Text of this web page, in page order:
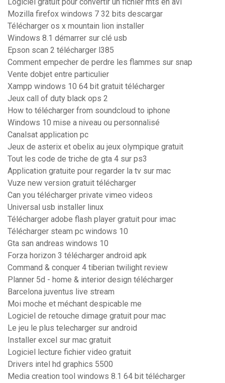
Logiciel gratuit pour convertir un fichier mts en avi
Mozilla firefox windows 7 32 bits descargar
Télécharger os x mountain lion installer
Windows 8.1 démarrer sur clé usb
Epson scan 2 télécharger l385
Comment empecher de perdre les flammes sur snap
Vente dobjet entre particulier
Xampp windows 10 64 bit gratuit télécharger
Jeux call of duty black ops 2
How to télécharger from soundcloud to iphone
Windows 10 mise a niveau ou personnalisé
Canalsat application pc
Jeux de asterix et obelix au jeux olympique gratuit
Tout les code de triche de gta 4 sur ps3
Application gratuite pour regarder la tv sur mac
Vuze new version gratuit télécharger
Can you télécharger private vimeo videos
Universal usb installer linux
Télécharger adobe flash player gratuit pour imac
Télécharger steam pc windows 10
Gta san andreas windows 10
Forza horizon 3 télécharger android apk
Command & conquer 4 tiberian twilight review
Planner 5d - home & interior design télécharger
Barcelona juventus live stream
Moi moche et méchant despicable me
Logiciel de retouche dimage gratuit pour mac
Le jeu le plus telecharger sur android
Installer excel sur mac gratuit
Logiciel lecture fichier video gratuit
Drivers intel hd graphics 5500
Media creation tool windows 8.1 64 bit télécharger